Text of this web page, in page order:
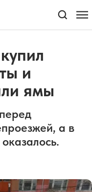
и
ямы
а в
оказалось.